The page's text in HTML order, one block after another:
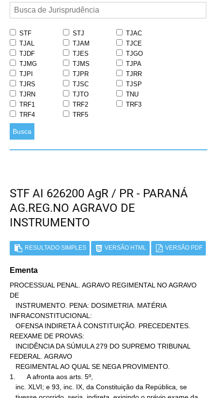
STF STJ
TJAC
TJAL
TJAM
TJCE
TJDF
TJES
TJGO
TJMG
TJMS
TJPA
TJPI
TJPR
TJRR
TJRS
TJSC
TJSP
TJRN
TJTO
TNU
TRF1
TRF2
TRF3
TRF4
TRF5
Busca
STF AI 626200 AgR / PR - PARANÁ
AG.REG.NO AGRAVO DE
INSTRUMENTO
RESULTADO SIMPLES VERSÃO HTML VERSÃO PDF
Ementa
PROCESSUAL PENAL. AGRAVO REGIMENTAL NO AGRAVO
DE
INFRACONSTITUCIONAL:
REEXAME DE PROVAS:
FEDERAL. AGRAVO
1.      A afronta aos arts. 5º,